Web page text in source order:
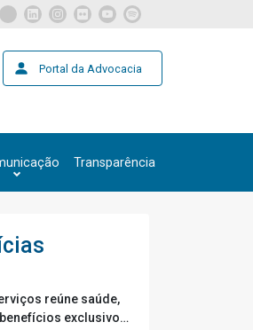
Portal da Advocacia
Transparência
reúne saúde,
exclusivos